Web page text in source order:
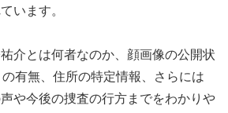
います。
介とは何者なのか、顔画像の公開状
有無、住所の特定情報、さらには
や今後の捜査の行方までをわかりや